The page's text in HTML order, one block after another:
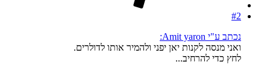
#2
נכתב ע"י Amit yaron:
ואני מנסה לקנות יאן יפני ולהמיר אותו לדולרים.
לחץ כדי להרחיב...